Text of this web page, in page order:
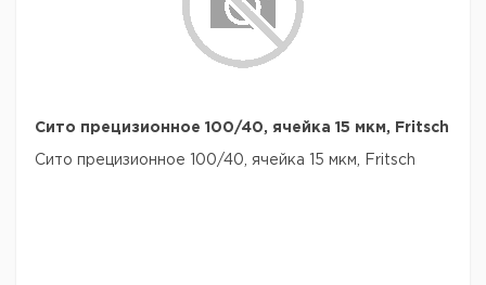
Сито прецизионное 100/40, ячейка 15 мкм, Fritsch
Сито прецизионное 100/40, ячейка 15 мкм, Fritsch